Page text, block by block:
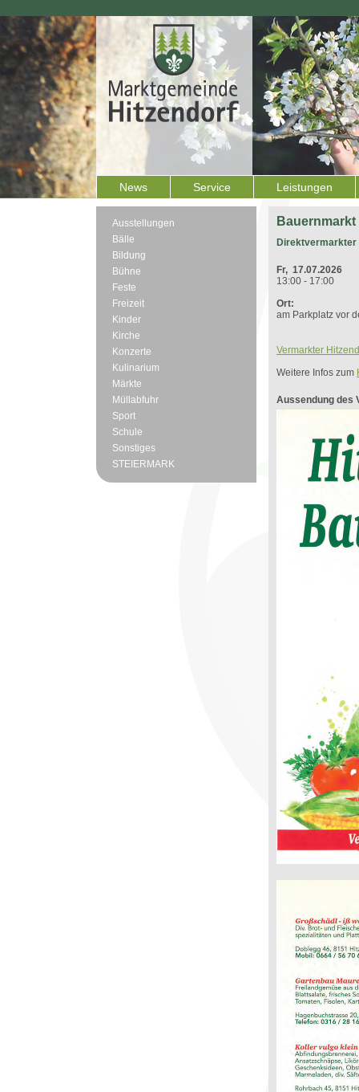
News Service Leistungen
Ausstellungen
Bälle
Bildung
Bühne
Feste
Freizeit
Kinder
Kirche
Konzerte
Kulinarium
Märkte
Müllabfuhr
Sport
Schule
Sonstiges
STEIERMARK
Bauernmarkt
Direktvermarkter
Fr, 17.07.2026
13:00 - 17:00
Ort:
am Parkplatz vor
Vermarkter
Weitere Infos zum
Aussendung des